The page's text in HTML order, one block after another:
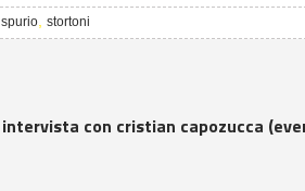
spurio, stortoni
intervista con cristian capozucca